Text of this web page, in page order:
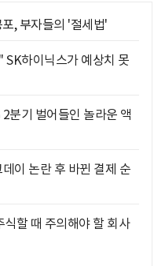
, 부자들의 '절세법'
하이닉스가 예상치 못
분기 벌어들인 놀라운 액
이 논란 후 바뀐 결제 순
할 때 주의해야 할 회사